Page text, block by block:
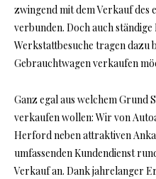
zwingend mit dem Verkauf des
verbunden. Doch auch
Werkstattbesuche tragen dazu
Gebrauchtwagen verkaufen
Ganz egal aus welchem Grund
verkaufen wollen: Wir von
Herford neben attraktiven
umfassenden Kundendienst
Verkauf an. Dank jahrelanger